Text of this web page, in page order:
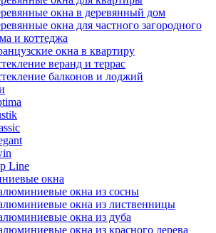
окна в деревянный дом
окна для частного загородного
и коттеджа
окна в квартиру
веранд и террас
балконов и лоджий
Line
окна
окна из сосны
окна из лиственницы
окна из дуба
окна из красного дерева